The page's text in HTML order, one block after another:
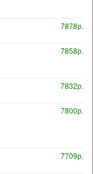
7878р.
7858р.
7832р.
7800р.
7709р.